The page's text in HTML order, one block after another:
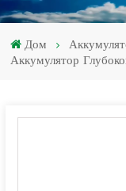
Дом
Аккумулятор